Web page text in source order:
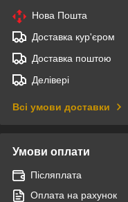
Нова Пошта
Доставка кур'єром
Доставка поштою
Делівері
Всі умови доставки
Умови оплати
Післяплата
Оплата на рахунок